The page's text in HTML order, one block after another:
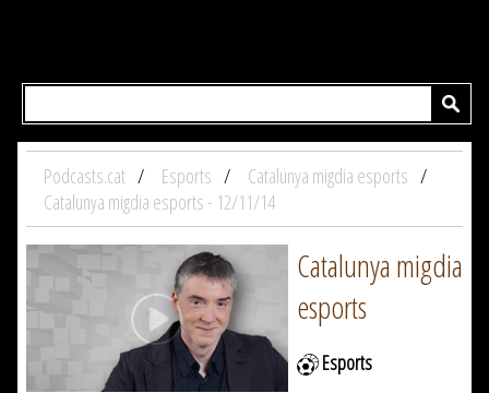
Podcasts.cat Esports
Catalunya migdia esports
Catalunya migdia esports - 12/11/14
Catalunya migdia
esports
Esports